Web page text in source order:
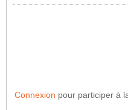
Connexion pour participer à